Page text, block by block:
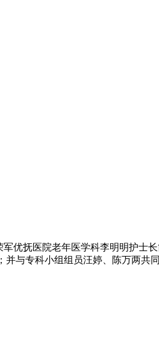
优抚医院老年医学科李明明护士
并与专科小组组员汪婷、陈万两